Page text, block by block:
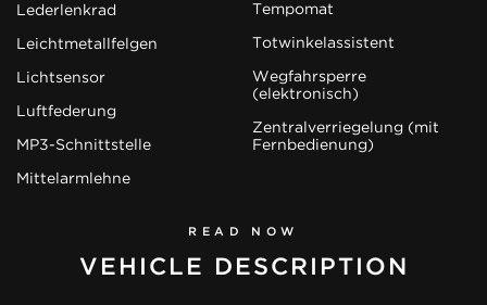
Lederlenkrad
Leichtmetallfelgen
Lichtsensor
Luftfederung
MP3-Schnittstelle
Mittelarmlehne
Tempomat
Totwinkelassistent
Wegfahrsperre
(elektronisch)
Zentralverriegelung (mit
Fernbedienung)
READ NOW
VEHICLE DESCRIPTION